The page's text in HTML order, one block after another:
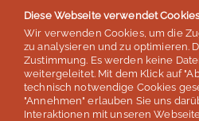
4,8 von 5 Sternen
basierend auf 254 Bewertungen
Stand: Juli 2026
Top 5
Diese Webseite verwendet
Wir verwenden Cookies, um die
zu analysieren und zu optimieren.
Zustimmung. Es werden keine
weitergeleitet. Mit dem Klick auf
technisch notwendige Cookies
"Annehmen" erlauben Sie uns
Interaktionen mit unseren